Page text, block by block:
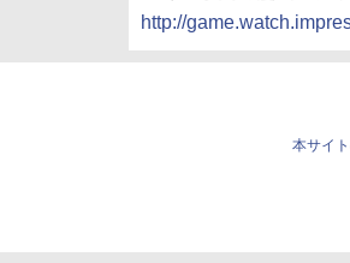
http://
本サイ